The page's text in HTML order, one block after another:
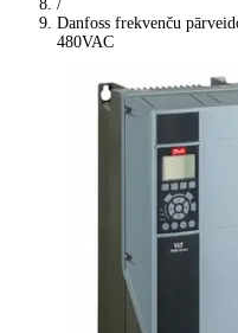
/
Danfoss frekvenču
480VAC